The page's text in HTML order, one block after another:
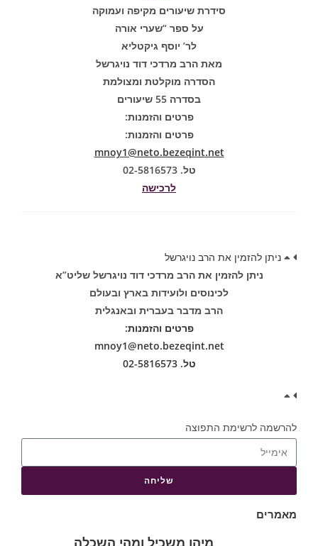
סידרת שיעורים מקיפה ועמוקה
על ספר “שערי אורה
לר’ יוסף גיקטליא
מאת הרב מרדכי דוד נויגרשל
הסדרה מוקלטת ומצולמת
בסדרה 55 שיעורים
פרטים והזמנות:
פרטים והזמנות:
mnoy1@neto.bezeqint.net
טל. 02-5816573
לרכישה
ניתן להזמין את הרב נויגרשל
ניתן להזמין את הרב מרדכי דוד נויגרשל שליט”א
לכינוסים ולועידות בארץ ובעולם
הרב מדבר בעברית ובאנגלית
פרטים והזמנות:
mnoy1@neto.bezeqint.net
טל. 02-5816573
להרשמה לרשימת התפוצה
שליחה
מאמרים
מיהו משכיל ומהי השכלה